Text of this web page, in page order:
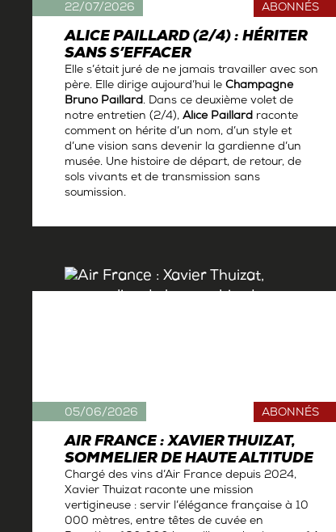
ALICE PAILLARD (2/4) : HÉRITER
SANS S’EFFACER
ABONNÉS
Elle s’était juré de ne jamais travailler avec son
père. Elle dirige aujourd’hui le Champagne
Bruno Paillard. Dans ce deuxième volet de
notre entretien (2/4), Alice Paillard raconte
comment on hérite d’un nom, d’un style et
d’une vision sans devenir la gardienne d’un
musée. Une histoire de départ, de retour, de
sols vivants et de transmission sans
soumission.
22/07/2026
AIR FRANCE : XAVIER THUIZAT,
SOMMELIER DE HAUTE ALTITUDE
ABONNÉS
Chargé des vins d’Air France depuis 2024,
Xavier Thuizat raconte une mission
vertigineuse : servir l’élégance française à 10
000 mètres, entre têtes de cuvée en
05/06/2026